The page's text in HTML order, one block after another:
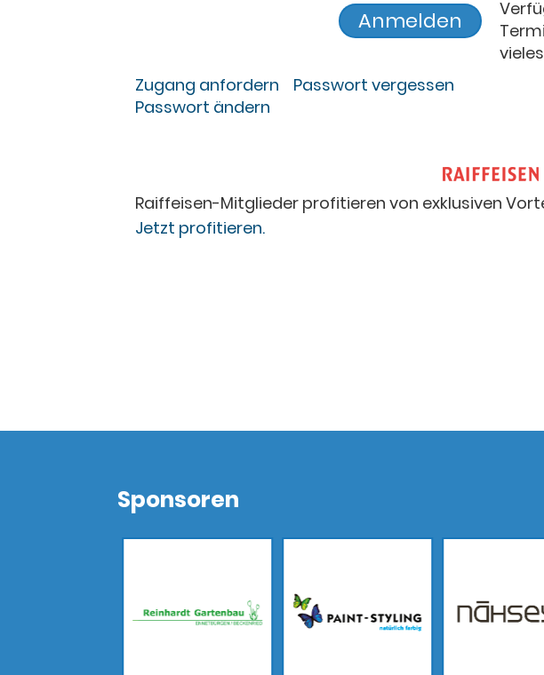
Zugang anfordern
Passwort vergessen
Passwort ändern
Raiffeisen-Mitglieder profitieren von exklusiven
Jetzt profitieren.
Sponsoren